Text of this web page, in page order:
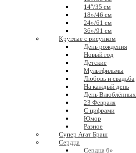
14″/35 см
18»/46 см
24»/61 см
36»/91 см
Круглые с рисунком
День рождения
Новый год
Детские
Мультфильмы
Любовь и свадьба
На каждый день
День Влюблённых
23 Февраля
С цифрами
Юмор
Разное
Супер Агат Браш
Сердца
Сердца 6»